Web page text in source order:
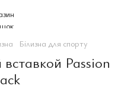
Білизна для спорту
Passion